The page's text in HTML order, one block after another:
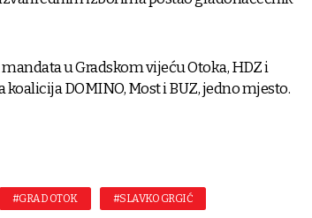
u Gradskom vijeću Otoka, HDZ i
DOMINO, Most i BUZ, jedno mjesto.
#GRAD OTOK #SLAVKO GRGIĆ